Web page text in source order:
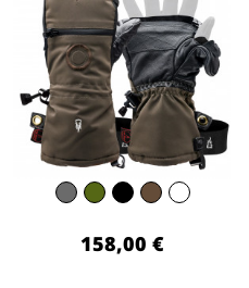
158,00 €